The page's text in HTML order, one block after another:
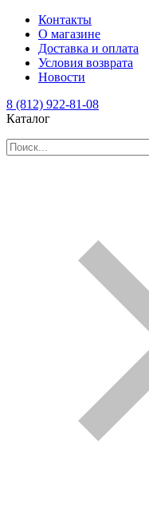
Контакты
О магазине
Доставка и оплата
Условия возврата
Новости
8 (812) 922-81-08
Каталог